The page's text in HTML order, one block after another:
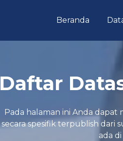
Beranda
Daftar
Pada halaman ini Anda
secara spesifik terpublish dari
ada